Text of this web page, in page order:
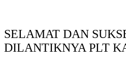
SELAMAT DAN
DILANTIKNYA PLT